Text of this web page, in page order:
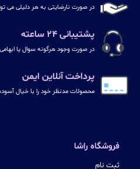
در صورت نارضایتی به هر دلیلی می
پشتیبانی ۲۴ ساعته
در صورت وجود هرگونه سوال یا
پرداخت آنلاین ایمن
محصولات مدنظر خود را با خیال
فروشگاه راشا
ثبت نام